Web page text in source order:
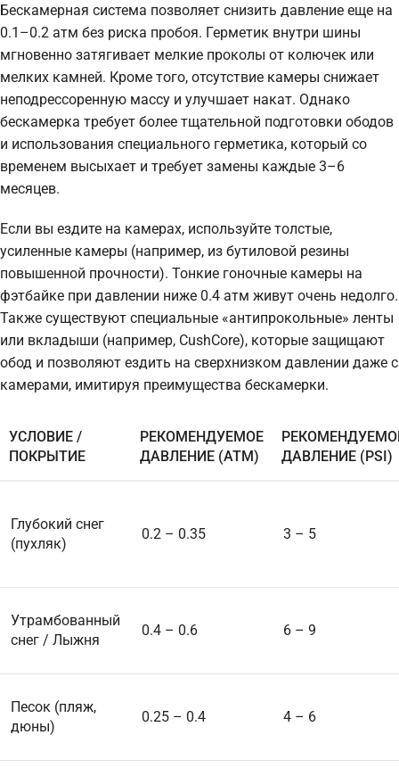
Бескамерная система позволяет снизить давление еще на
0.1–0.2 атм без риска пробоя. Герметик внутри шины
мгновенно затягивает мелкие проколы от колючек или
мелких камней. Кроме того, отсутствие камеры снижает
неподрессоренную массу и улучшает накат. Однако
бескамерка требует более тщательной подготовки ободов
и использования специального герметика, который со
временем высыхает и требует замены каждые 3–6
месяцев.
Если вы ездите на камерах, используйте толстые,
усиленные камеры (например, из бутиловой резины
повышенной прочности). Тонкие гоночные камеры на
фэтбайке при давлении ниже 0.4 атм живут очень недолго.
Также существуют специальные «антипрокольные» ленты
или вкладыши (например, CushCore), которые защищают
обод и позволяют ездить на сверхнизком давлении даже с
камерами, имитируя преимущества бескамерки.
УСЛОВИЕ /
ПОКРЫТИЕ
РЕКОМЕНДУЕМОЕ
ДАВЛЕНИЕ (АТМ)
ДАВЛЕНИЕ (PSI)
Глубокий снег
(пухляк)
0.2 – 0.35 3 – 5
Утрамбованный
снег / Лыжня
0.4 – 0.6 6 – 9
Песок (пляж,
дюны)
0.25 – 0.4 4 – 6